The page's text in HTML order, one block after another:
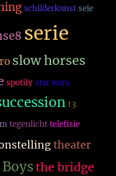
schilderkunst seie
serie
slow horses
spotify star wars
t3
tegenlicht telefisie
theater
the bridge